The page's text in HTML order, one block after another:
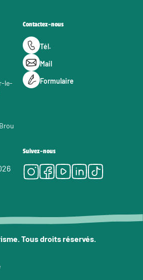
le-
Contactez-nous
Tél.
Mail
Formulaire
Suivez-nous
Instagram
Facebook
Youtube
LinkedIn
Tiktok
Tous droits réservés.